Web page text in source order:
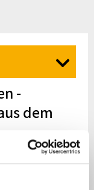
-
dem